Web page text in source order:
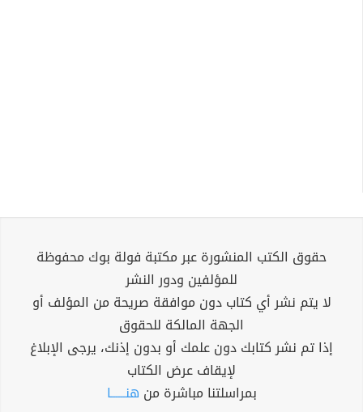
حقوق الكتب المنشورة عبر مكتبة فولة بوك محفوظة
للمؤلفين ودور النشر
لا يتم نشر أي كتاب دون موافقة صريحة من المؤلف أو
الجهة المالكة للحقوق
إذا تم نشر كتابك دون علمك أو بدون إذنك، يرجى الإبلاغ
لإيقاف عرض الكتاب
بمراسلتنا مباشرة من هنــــــا